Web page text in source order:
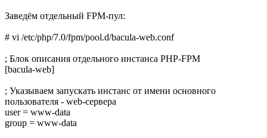
Заведём отдельный FPM-пул:
# vi /etc/php/7.0/fpm/pool.d/bacula-web.conf
; Блок описания отдельного инстанса PHP-FPM
[bacula-web]
; Указываем запускать инстанс от имени основного
пользователя - web-сервера
user = www-data
group = www-data